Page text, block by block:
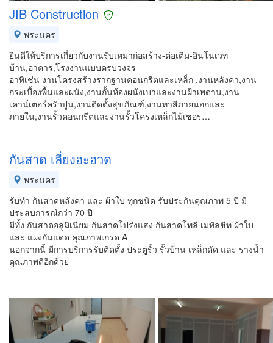
JIB Construction
พระนคร
ยินดีให้บริการเกี่ยวกับงานรับเหมาก่อสร้าง-ต่อเติม-อินโนเวท
บ้าน,อาคาร,โรงงานแบบครบวงจร
อาทิเช่น งานโครงสร้างรากฐานคอนกรีตและเหล็ก ,งานหลังคา,งาน
กระเบื้องพื้นและผนัง,งานกั้นห้องผนังเบาและงานฝ้าเพดาน,งาน
เคาน์เตอร์ครัวปูน,งานติดตั้งสุขภัณฑ์,งานทาสีภายนอกและ
ภายใน,งานรั้วคอนกรีตและงานรั้วโครงเหล็กไม้เชอร…
กันสาด เลี่ยงฮะฮวด
พระนคร
รับทำ กันสาดหลังคา และ ผ้าใบ ทุกชนิด รับประกันคุณภาพ 5 ปี มี
ประสบการณ์กว่า 70 ปี
มีทั้ง กันสาดอลูมิเนียม กันสาดโปร่งแสง กันสาดโพลี เมทัลชีท ผ้าใบ
และ แผงกันแดด คุณภาพเกรด A
นอกจากนี้ มีการบริการรับติดตั้ง ประตูรั้ว รั้วบ้าน เหล็กดัด และ รางน้ำ
คุณภาพดีอีกด้วย